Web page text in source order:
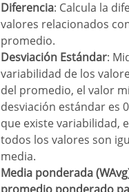
Diferencia: Calcula la
valores relacionados
promedio.
Desviación Estándar:
variabilidad de los
del promedio, el valor
desviación estándar es
que existe variabilidad,
todos los valores son
media.
Media ponderada (WAvg) __: Calcula el